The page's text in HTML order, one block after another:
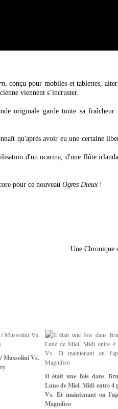
, conçu pour mobiles et tablettes,
viennent s’incruster.
originale garde toute sa fraîcheur
qu'après avoir eu une certaine
d'un ocarina, d'une flûte
pour ce nouveau Ogres Dieux !
Une Chronique
Mussolini Vs.
Il était une fois dans
Lune de Miel. Midi entre 4
Vs. Et maintenant on
Magnifico